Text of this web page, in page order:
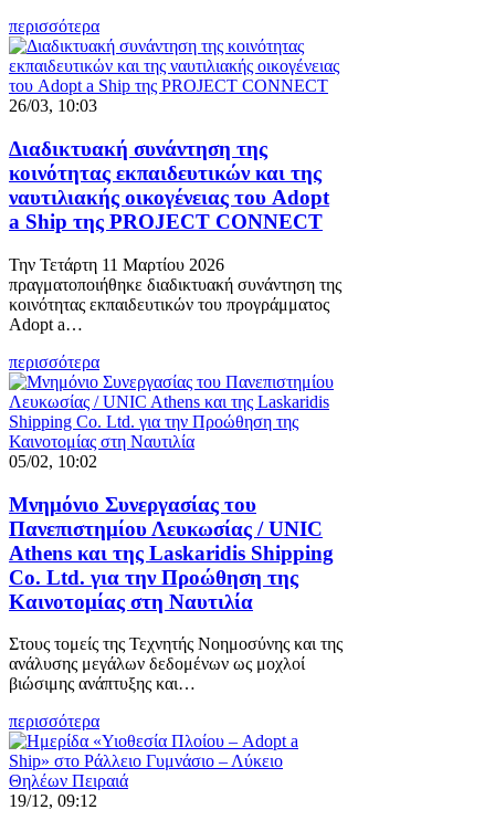
περισσότερα
26/03, 10:03
Διαδικτυακή συνάντηση της
κοινότητας εκπαιδευτικών και της
ναυτιλιακής οικογένειας του Adopt
a Ship της PROJECT CONNECT
Την Τετάρτη 11 Μαρτίου 2026
πραγματοποιήθηκε διαδικτυακή συνάντηση της
κοινότητας εκπαιδευτικών του προγράμματος
Adopt a…
περισσότερα
05/02, 10:02
Μνημόνιο Συνεργασίας του
Πανεπιστημίου Λευκωσίας / UNIC
Athens και της Laskaridis Shipping
Co. Ltd. για την Προώθηση της
Καινοτομίας στη Ναυτιλία
Στους τομείς της Τεχνητής Νοημοσύνης και της
ανάλυσης μεγάλων δεδομένων ως μοχλοί
βιώσιμης ανάπτυξης και…
περισσότερα
19/12, 09:12